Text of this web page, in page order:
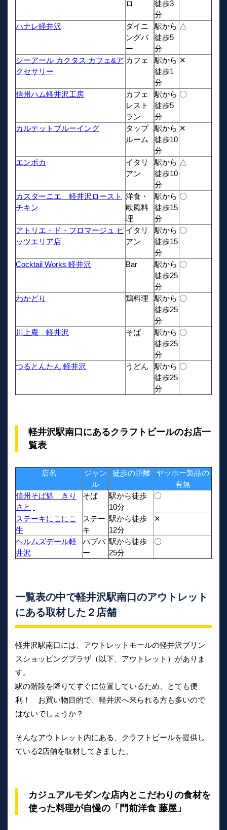
ロ
徒歩3
分
ハナレ軽井沢
ダイニ
ングバ
ー
駅から
徒歩5
分
△
シーアール カクタス カフェ&ア
クセサリー
カフェ
駅から
徒歩1
分
✕
信州ハム軽井沢工房
カフェ
レスト
ラン
駅から
徒歩5
分
〇
カルテットブルーイング
タップ
ルーム
駅から
徒歩10
分
✕
エンボカ
イタリ
アン
駅から
徒歩10
分
△
カスターニエ 軽井沢ロースト
チキン
洋食・
欧風料
理
駅から
徒歩15
分
〇
アトリエ・ド・フロマージュ ピ
ッツエリア店
イタリ
アン
駅から
徒歩15
分
〇
Cocktail Works 軽井沢 Bar
駅から
徒歩25
分
〇
わかどり 鶏料理
駅から
徒歩25
分
〇
川上庵 軽井沢 そば
駅から
徒歩25
分
〇
つるとんたん 軽井沢 うどん
駅から
徒歩25
分
〇
軽井沢駅南口にあるクラフトビールのお店一
覧表
店名
ジャン
ル
徒歩の距離
ヤッホー製品の
有無
信州そば処 きり
さと
そば
駅から徒歩
10分
〇
ステーキにこにこ
牛
ステー
キ
駅から徒歩
12分
✕
ヘルムズデール軽
井沢
パブバ
ー
駅から徒歩
25分
〇
一覧表の中で軽井沢駅南口のアウトレット
にある取材した２店舗
軽井沢駅南口には、アウトレットモールの軽井沢プリン
スショッピングプラザ（以下、アウトレット）がありま
す。
駅の階段を降りてすぐに位置しているため、とても便
利！ お買い物目的で、軽井沢へ来られる方も多いので
はないでしょうか？
そんなアウトレット内にある、クラフトビールを提供し
ている2店舗を取材してきました。
カジュアルモダンな店内とこだわりの食材を
使った料理が自慢の「門前洋食 藤屋」